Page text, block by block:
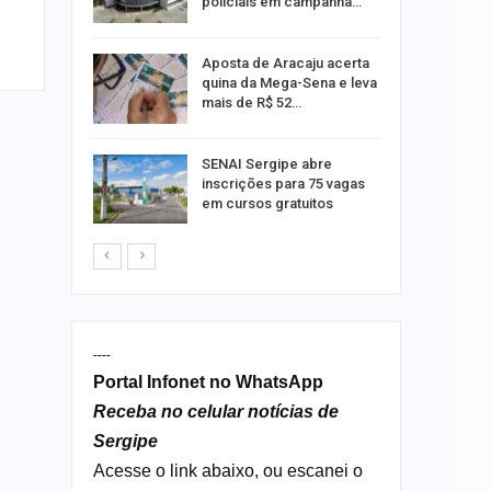
Aposta de Aracaju acerta
quina da Mega-Sena e leva
mais de R$ 52…
SENAI Sergipe abre
inscrições para 75 vagas
em cursos gratuitos
----
Portal Infonet no WhatsApp
Receba no celular notícias de
Sergipe
Acesse o link abaixo, ou escanei o